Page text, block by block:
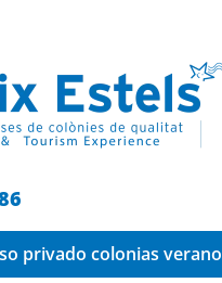
privado colonias verano